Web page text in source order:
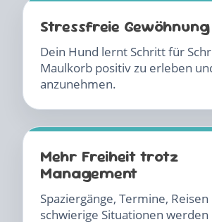
Stressfreie Gewöhnung
Dein Hund lernt Schritt für
Maulkorb positiv zu erleben
anzunehmen.
Mehr Freiheit trotz
Management
Spaziergänge, Termine, Reisen
schwierige Situationen